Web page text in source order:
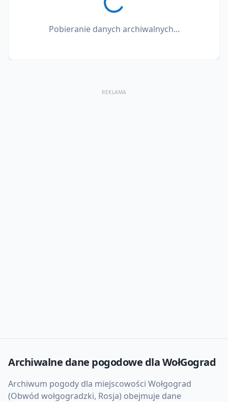
Pobieranie danych archiwalnych...
REKLAMA
Archiwalne dane pogodowe dlaWołGograd
Archiwum pogody dla miejscowości Wołgograd
(Obwód wołgogradzki, Rosja) obejmuje dane